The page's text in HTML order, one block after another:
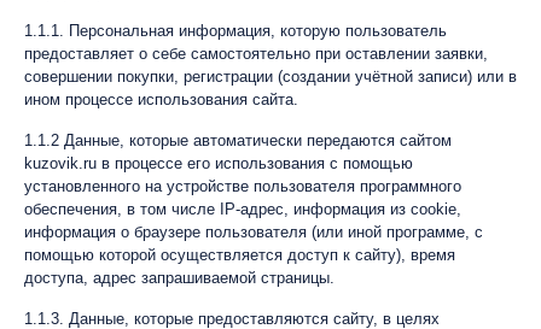
1.1.1. Персональная информация, которую пользователь
предоставляет о себе самостоятельно при оставлении заявки,
совершении покупки, регистрации (создании учётной записи) или в
ином процессе использования сайта.
1.1.2 Данные, которые автоматически передаются сайтом
kuzovik.ru в процессе его использования с помощью
установленного на устройстве пользователя программного
обеспечения, в том числе IP-адрес, информация из cookie,
информация о браузере пользователя (или иной программе, с
помощью которой осуществляется доступ к сайту), время
доступа, адрес запрашиваемой страницы.
1.1.3. Данные, которые предоставляются сайту, в целях